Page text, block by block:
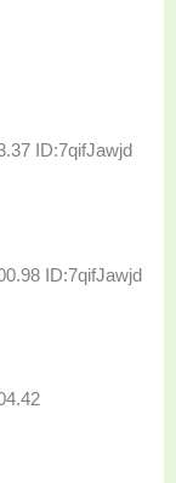
ID:7qifJawjd
ID:7qifJawjd